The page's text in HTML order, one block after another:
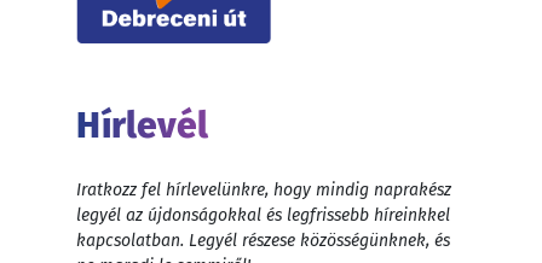
Hírlevél
Iratkozz fel hírlevelünkre, hogy mindig naprakész
legyél az újdonságokkal és legfrissebb híreinkkel
kapcsolatban. Legyél részese közösségünknek, és